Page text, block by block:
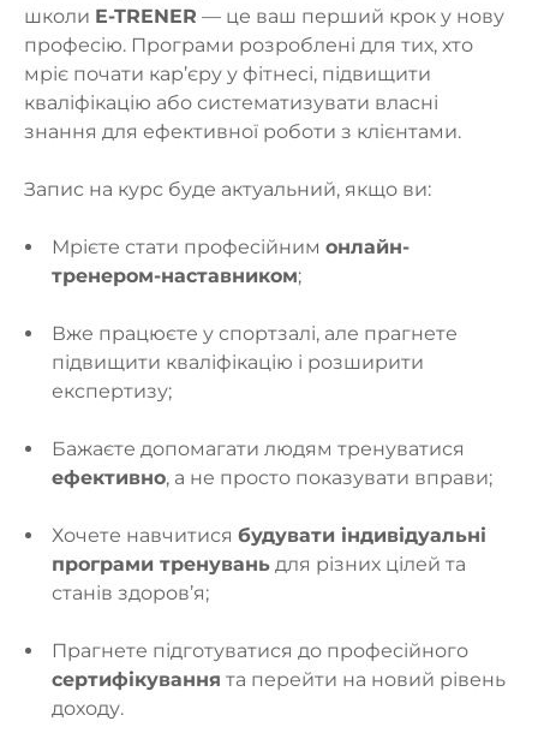
школи E-TRENER — це ваш перший крок у нову
професію. Програми розроблені для тих, хто
мріє почати кар’єру у фітнесі, підвищити
кваліфікацію або систематизувати власні
знання для ефективної роботи з клієнтами.
Запис на курс буде актуальний, якщо ви:
Мрієте стати професійним онлайн-
тренером-наставником;
Вже працюєте у спортзалі, але прагнете
підвищити кваліфікацію і розширити
експертизу;
Бажаєте допомагати людям тренуватися
ефективно, а не просто показувати вправи;
Хочете навчитися будувати індивідуальні
програми тренувань для різних цілей та
станів здоров’я;
Прагнете підготуватися до професійного
сертифікування та перейти на новий рівень
доходу.